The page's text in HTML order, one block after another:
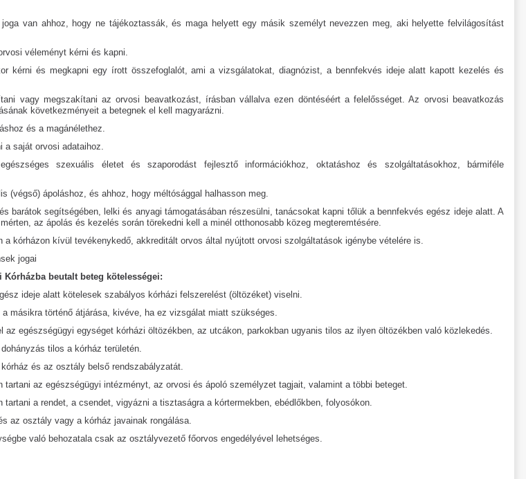
van ahhoz, hogy ne tájékoztassák, és maga helyett egy másik személyt nevezzen meg, aki helyette felvilágosítást
véleményt kérni és kapni.
kérni és megkapni egy írott összefoglalót, ami a vizsgálatokat, diagnózist, a bennfekvés ideje alatt kapott kezelés és
vagy megszakítani az orvosi beavatkozást, írásban vállalva ezen döntéséért a felelősséget. Az orvosi beavatkozás
következményeit a betegnek el kell magyarázni.
és a magánélethez.
a saját orvosi adataihoz.
szexuális életet és szaporodást fejlesztő információkhoz, oktatáshoz és szolgáltatásokhoz, bármiféle
(végső) ápoláshoz, és ahhoz, hogy méltósággal halhasson meg.
barátok segítségében, lelki és anyagi támogatásában részesülni, tanácsokat kapni tőlük a bennfekvés egész ideje alatt. A
az ápolás és kezelés során törekedni kell a minél otthonosabb közeg megteremtésére.
a kórházon kívül tevékenykedő, akkreditált orvos által nyújtott orvosi szolgáltatások igénybe vételére is.
jogai
beutalt beteg kötelességei:
ideje alatt kötelesek szabályos kórházi felszerelést (öltözéket) viselni.
másikra történő átjárása, kivéve, ha ez vizsgálat miatt szükséges.
az egészségügyi egységet kórházi öltözékben, az utcákon, parkokban ugyanis tilos az ilyen öltözékben való közlekedés.
tilos a kórház területén.
és az osztály belső rendszabályzatát.
tartani az egészségügyi intézményt, az orvosi és ápoló személyzet tagjait, valamint a többi beteget.
a rendet, a csendet, vigyázni a tisztaságra a kórtermekben, ebédlőkben, folyosókon.
az osztály vagy a kórház javainak rongálása.
való behozatala csak az osztályvezető főorvos engedélyével lehetséges.